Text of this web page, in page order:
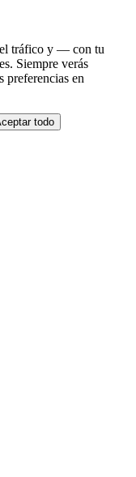
el tráfico y — con tu
Siempre verás
preferencias en
todo